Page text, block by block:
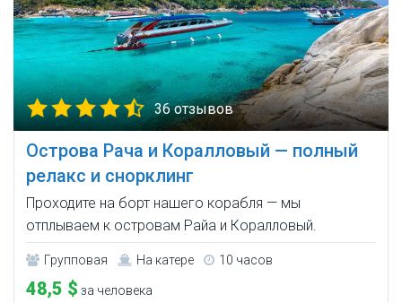
36 отзывов
Острова Рача и Коралловый — полный
релакс и снорклинг
Проходите на борт нашего корабля — мы
отплываем к островам Райа и Коралловый.
Групповая На катере 10 часов
48,5 $ за человека